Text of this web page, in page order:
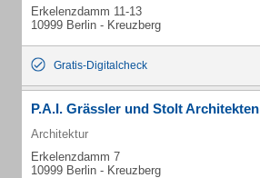
Erkelenzdamm 11-13
10999 Berlin - Kreuzberg
Gratis-Digitalcheck
P.A.I. Grässler und Stolt Architekten
Architektur
Erkelenzdamm 7
10999 Berlin - Kreuzberg